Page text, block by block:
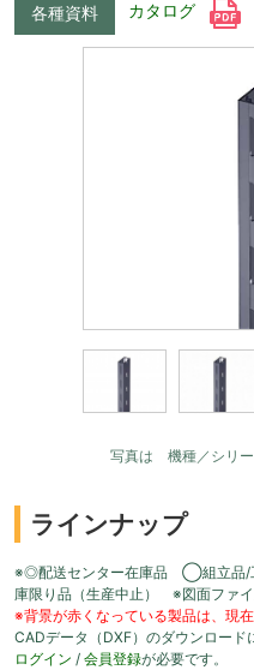
各種資料 カタログ
写真は 機種／シリ
ラインナップ
※◎配送センター在庫品 ◯組立品
庫限り品（生産中止） ※図面ファイ
※背景が赤くなっている製品は、現
CADデータ（DXF）のダウンロード
ログイン / 会員登録が必要です。